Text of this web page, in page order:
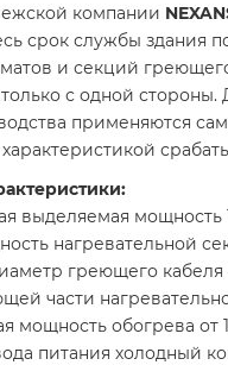
компании
срок службы
матов и секций
с одной
применяются
выделяемая мощность
нагревательной
греющего кабеля
части
мощность обогрева от
питания холодный